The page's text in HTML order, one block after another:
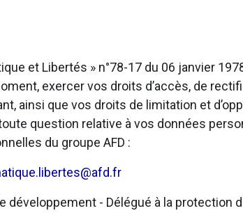
et Libertés » n°78-17 du 06 janvier
exercer vos droits d’accès, de
ainsi que vos droits de limitation et
question relative à vos données
du groupe AFD :
développement - Délégué à la protection